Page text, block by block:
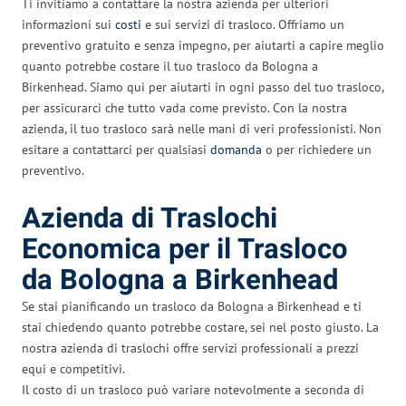
Ti invitiamo a contattare la nostra azienda per ulteriori
informazioni sui costi e sui servizi di trasloco. Offriamo un
preventivo gratuito e senza impegno, per aiutarti a capire meglio
quanto potrebbe costare il tuo trasloco da Bologna a
Birkenhead. Siamo qui per aiutarti in ogni passo del tuo trasloco,
per assicurarci che tutto vada come previsto. Con la nostra
azienda, il tuo trasloco sarà nelle mani di veri professionisti. Non
esitare a contattarci per qualsiasi domanda o per richiedere un
preventivo.
Azienda di Traslochi
Economica per il Trasloco
da Bologna a Birkenhead
Se stai pianificando un trasloco da Bologna a Birkenhead e ti
stai chiedendo quanto potrebbe costare, sei nel posto giusto. La
nostra azienda di traslochi offre servizi professionali a prezzi
equi e competitivi.
Il costo di un trasloco può variare notevolmente a seconda di